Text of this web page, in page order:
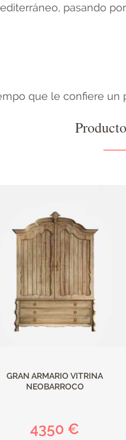
pasando
que le confiere
GRAN ARMARIO VITRINA
NEOBARROCO
4350 €